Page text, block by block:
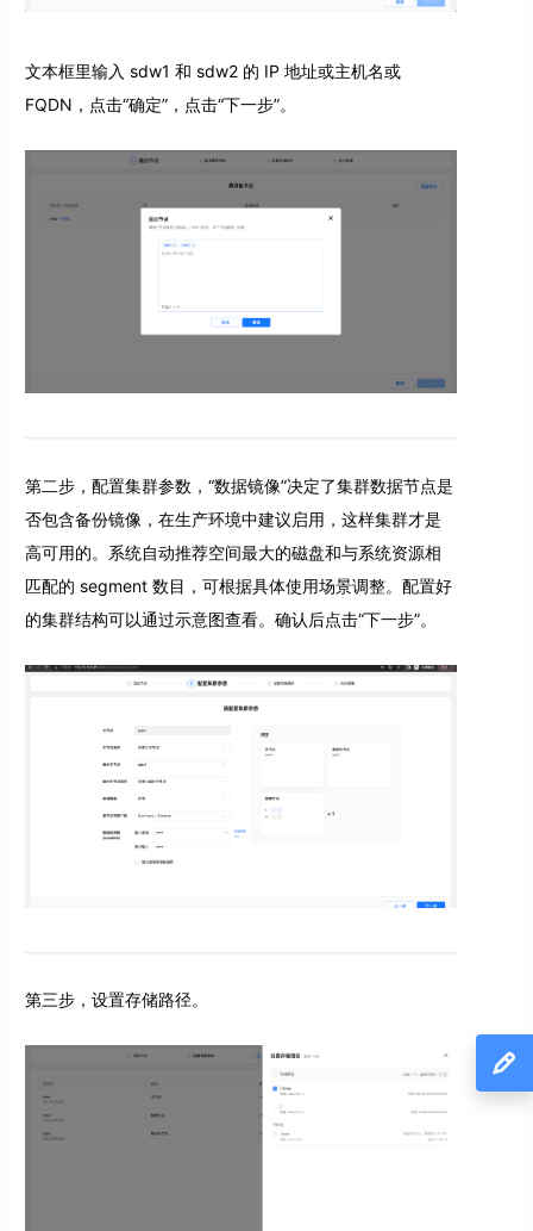
文本框里输入 sdw1 和 sdw2 的 IP 地址或主机名或
FQDN，点击“确定”，点击“下一步”。
第二步，配置集群参数，“数据镜像”决定了集群数据节点是
否包含备份镜像，在生产环境中建议启用，这样集群才是
高可用的。系统自动推荐空间最大的磁盘和与系统资源相
匹配的 segment 数目，可根据具体使用场景调整。配置好
的集群结构可以通过示意图查看。确认后点击“下一步”。
第三步，设置存储路径。